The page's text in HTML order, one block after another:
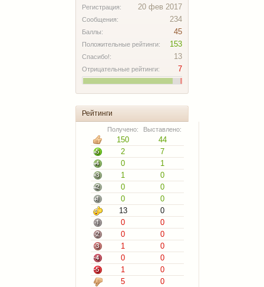
Регистрация: 20 фев 2017
Сообщения: 234
Баллы: 45
Положительные рейтинги: 153
Спасибо!: 13
Отрицательные рейтинги: 7
Рейтинги
Получено: Выставлено:
150
44
2
7
0
1
1
0
0
0
0
0
13
0
0
0
0
0
1
0
0
0
1
0
5
0